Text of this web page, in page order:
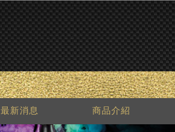
最新消息 商品介紹